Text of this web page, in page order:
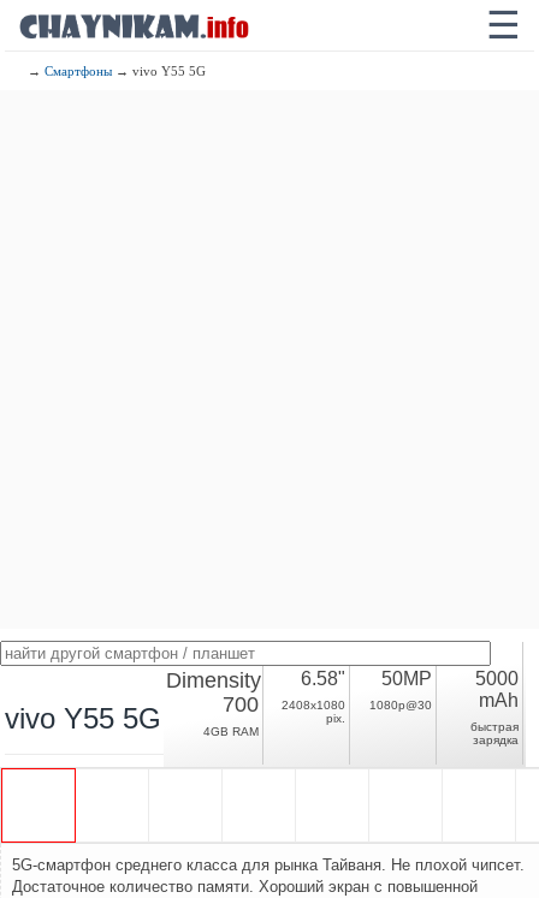
☰
→Смартфоны → vivo Y55 5G
vivo Y55 5G
Dimensity
700
4GB RAM
6.58"
2408x1080
pix.
50MP
1080p@30
5000
mAh
быстрая
зарядка
5G-смартфон среднего класса для рынка Тайваня. Не плохой чипсет.
Достаточное количество памяти. Хороший экран с повышенной